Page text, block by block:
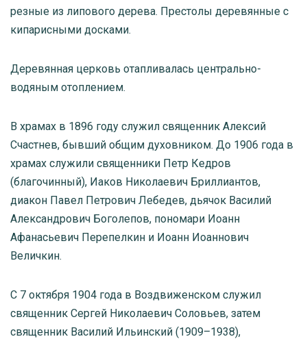
резные из липового дерева. Престолы деревянные с
кипарисными досками.
Деревянная церковь отапливалась центрально-
водяным отоплением.
В храмах в 1896 году служил священник Алексий
Счастнев, бывший общим духовником. До 1906 года в
храмах служили священники Петр Кедров
(благочинный), Иаков Николаевич Бриллиантов,
диакон Павел Петрович Лебедев, дьячок Василий
Александрович Боголепов, пономари Иоанн
Афанасьевич Перепелкин и Иоанн Иоаннович
Величкин.
С 7 октября 1904 года в Воздвиженском служил
священник Сергей Николаевич Соловьев, затем
священник Василий Ильинский (1909–1938),